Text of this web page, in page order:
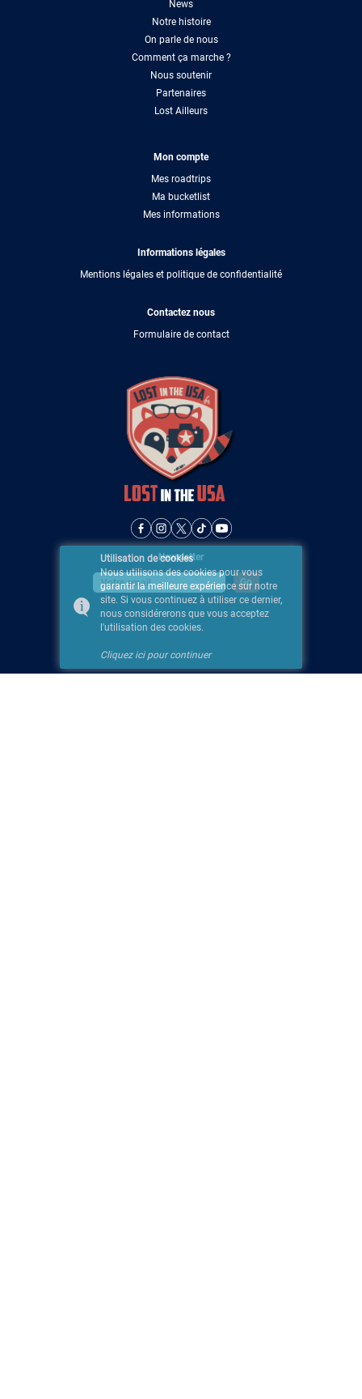
News
Notre histoire
On parle de nous
Comment ça marche ?
Nous soutenir
Partenaires
Lost Ailleurs
Mon compte
Mes roadtrips
Ma bucketlist
Mes informations
Informations légales
Mentions légales et politique de confidentialité
Contactez nous
Formulaire de contact
Newsletter
Utilisation de cookies
Nous utilisons des cookies pour vous
garantir la meilleure expérience sur notre
site. Si vous continuez à utiliser ce dernier,
nous considérerons que vous acceptez
l'utilisation des cookies.
Cliquez ici pour continuer